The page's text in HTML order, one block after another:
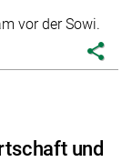
vor der Sowi.
share
und